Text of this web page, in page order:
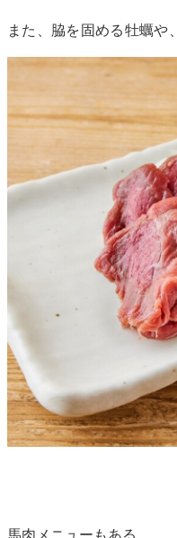
また、脇を固める牡蠣や、